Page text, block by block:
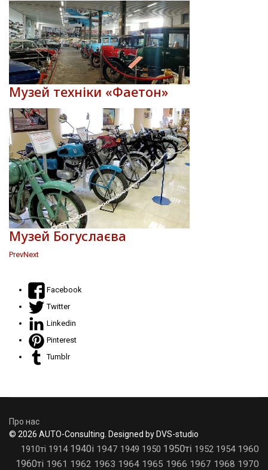
Музей техніки «Фаетон»
Музей Богуслаєва
PrevNext
Facebook
Twitter
Linkedin
Pinterest
Tumblr
Про нас
© 2026 AUTO-Consulting. Designed by DVS-studio
1910ті 1914 1940і 1947 1949 1950 1950ті 1952 1954 1960
1960ті 1961 1962 1963 1964 1965 1966 1967 1968 1970